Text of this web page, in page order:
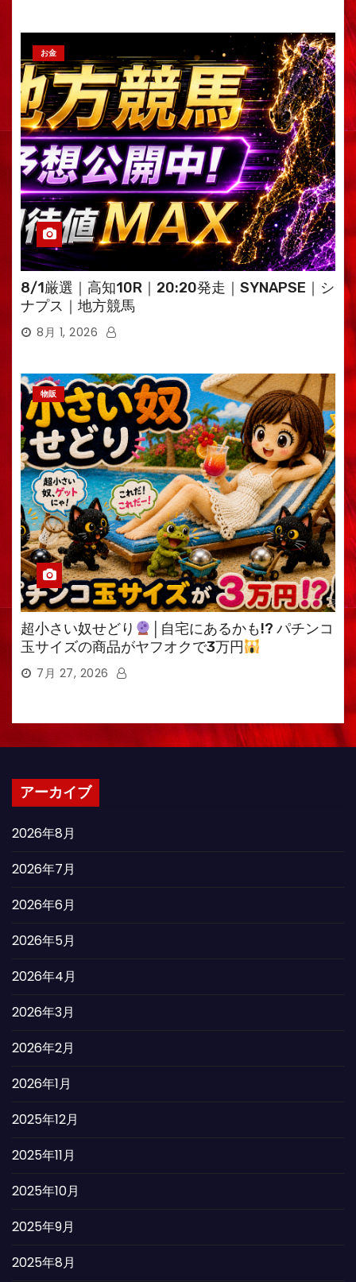
お金
8/1厳選｜高知10R｜20:20発走｜SYNAPSE｜シ
ナプス｜地方競馬
8月 1, 2026
物販
超小さい奴せどり
│自宅にあるかも!? パチンコ
玉サイズの商品がヤフオクで3万円
7月 27, 2026
アーカイブ
2026年8月
2026年7月
2026年6月
2026年5月
2026年4月
2026年3月
2026年2月
2026年1月
2025年12月
2025年11月
2025年10月
2025年9月
2025年8月